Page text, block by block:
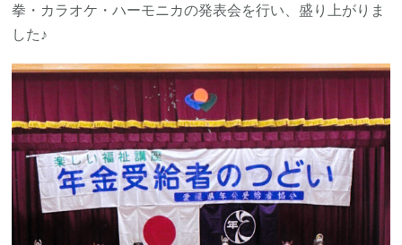
拳・カラオケ・ハーモニカの発表会を行い、盛り上がりま
した♪